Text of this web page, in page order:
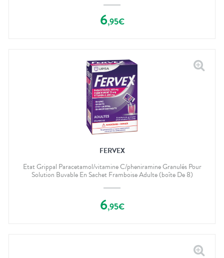
6,95€
FERVEX
Etat Grippal Paracetamol/vitamine C/pheniramine Granulés Pour
Solution Buvable En Sachet Framboise Adulte (boîte De 8)
6,95€